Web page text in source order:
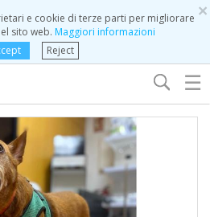
×
e cookie di terze parti per migliorare
sito web. Maggiori informazioni
Reject
☰